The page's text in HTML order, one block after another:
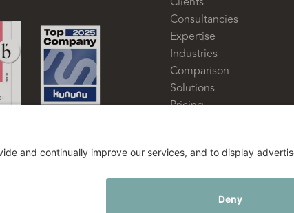
Consultancies
Expertise
Industries
Comparison
Solutions
Pricing